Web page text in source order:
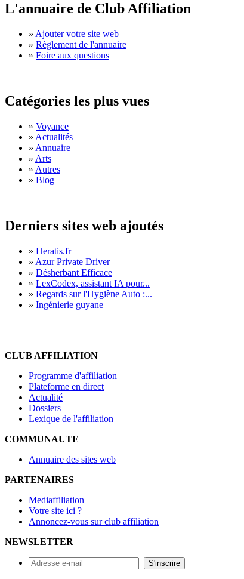
L'annuaire de Club Affiliation
» Ajouter votre site web
» Règlement de l'annuaire
» Foire aux questions
Catégories les plus vues
» Voyance
» Actualités
» Annuaire
» Arts
» Autres
» Blog
Derniers sites web ajoutés
» Heratis.fr
» Azur Private Driver
» Désherbant Efficace
» LexCodex, assistant IA pour...
» Regards sur l'Hygiène Auto :...
» Ingénierie guyane
CLUB AFFILIATION
Programme d'affiliation
Plateforme en direct
Actualité
Dossiers
Lexique de l'affiliation
COMMUNAUTE
Annuaire des sites web
PARTENAIRES
Mediaffiliation
Votre site ici ?
Annoncez-vous sur club affiliation
NEWSLETTER